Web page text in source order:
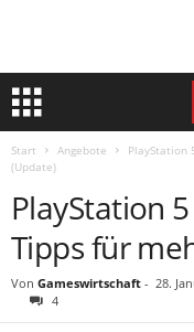
Start Angebote
PlayStation
(Update)
PlayStation
Tipps für
Von Gameswirtschaft - 28.
4